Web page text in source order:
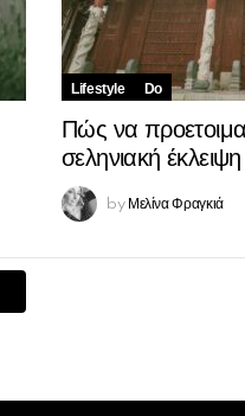
Lifestyle Do
Πώς να
σεληνιακή
by Μελίνα Φραγκιά